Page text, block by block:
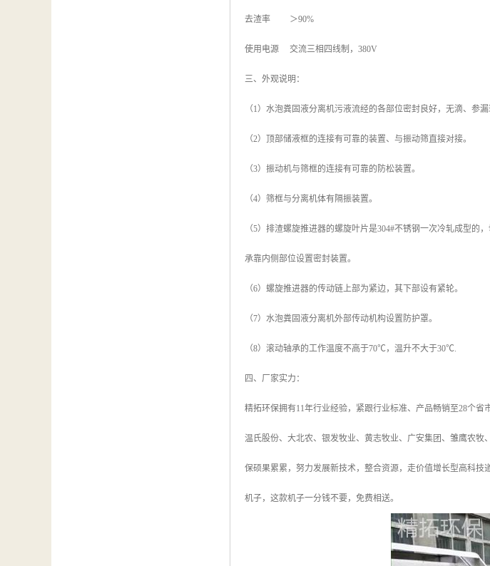
去渣率 ＞90%
使用电源 交流三相四线制，380V
三、外观说明：
（1）水泡粪固液分离机污液流经的各部位密封良好，无滴、参漏
（2）顶部储液框的连接有可靠的装置、与振动筛直接对接。
（3）振动机与筛框的连接有可靠的防松装置。
（4）筛框与分离机体有隔振装置。
（5）排渣螺旋推进器的螺旋叶片是304#不锈钢一次冷轧成型的
承靠内侧部位设置密封装置。
（6）螺旋推进器的传动链上部为紧边，其下部设有紧轮。
（7）水泡粪固液分离机外部传动机构设置防护罩。
（8）滚动轴承的工作温度不高于70℃，温升不大于30℃.
四、厂家实力：
精拓环保拥有11年行业经验，紧跟行业标准、产品畅销至28个
温氏股份、大北农、银发牧业、黄志牧业、广安集团、雏鹰农
保硕果累累，努力发展新技术，整合资源，走价值增长型高科
机子，这款机子一分钱不要，免费相送。